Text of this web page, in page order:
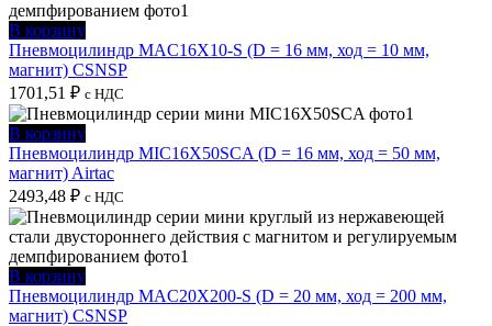
В корзину
Пневмоцилиндр MAC16X10-S (D = 16 мм, ход = 10 мм,
магнит) CSNSP
1701,51 ₽ с НДС
В корзину
Пневмоцилиндр MIC16X50SCA (D = 16 мм, ход = 50 мм,
магнит) Airtac
2493,48 ₽ с НДС
В корзину
Пневмоцилиндр MAC20X200-S (D = 20 мм, ход = 200 мм,
магнит) CSNSP